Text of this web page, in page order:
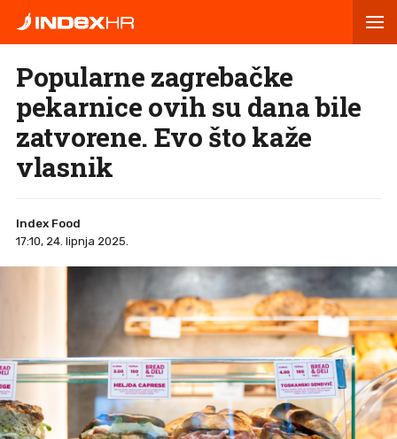
Popularne zagrebačke
pekarnice ovih su dana bile
zatvorene. Evo što kaže
vlasnik
Index Food
17:10, 24. lipnja 2025.